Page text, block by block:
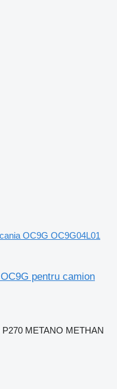
OC9G OC9G04L01
pentru camion
METANO METHAN